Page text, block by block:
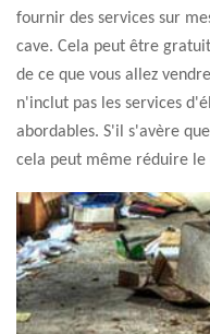
fournir des services sur
cave. Cela peut être
de ce que vous allez
n'inclut pas les services
abordables. S'il s'avère
cela peut même réduire le